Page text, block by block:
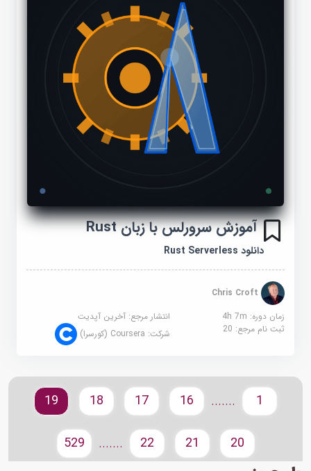
آموزش سرورلس با زبان Rust
دانلود Rust Serverless
Chris Croft
زمان دوره: 4h 7m
انتشار مرجع:آخرین آپدیت
ثبت نام مرجع:20 شرکت:Coursera (کورسرا)
.......
16
17
18
19
20
21
22
.......
529